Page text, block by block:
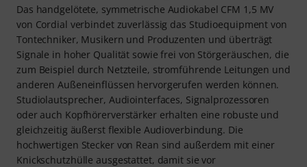
Das handgelötete, symmetrische Audiokabel CFM 1,5 MV
von Cordial verbindet zuverlässig das Studioequipment von
Tontechniker, Musikern und Produzenten und überträgt
Signale in hoher Qualität sowie frei von Störgeräuschen, die
zum Beispiel durch Netzteile, stromführende Leitungen und
anderen Außeneinflüssen hervorgerufen werden können.
Studiolautsprecher, Audiointerfaces, Signalprozessoren
oder auch Kopfhörerverstärker erhalten eine robuste und
gleichzeitig äußerst flexible Audioverbindung. Die
hochwertigen Stecker von Rean sind außerdem mit einer
Knickschutzhülle ausgestattet, damit sie vor